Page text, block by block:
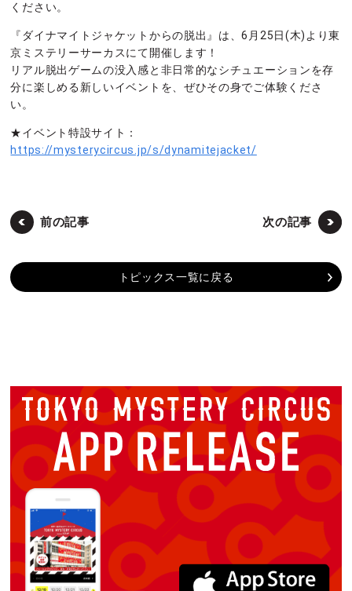
ください。
『ダイナマイトジャケットからの脱出』は、6月25日(木)より東
京ミステリーサーカスにて開催します！
リアル脱出ゲームの没入感と非日常的なシチュエーションを存
分に楽しめる新しいイベントを、ぜひその身でご体験くださ
い。
★イベント特設サイト：
https://mysterycircus.jp/s/dynamitejacket/
前の記事 次の記事
トピックス一覧に戻る